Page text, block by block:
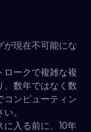
が現在不可能にな
ロークで複雑な複
、数年ではなく数
コンピューティン
。
入る前に、10年